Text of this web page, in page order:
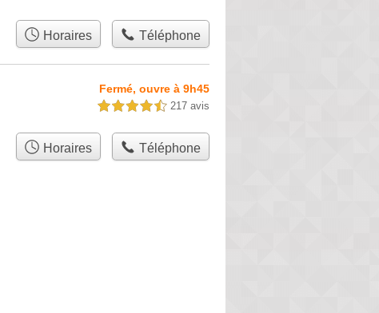
Horaires Téléphone
Fermé, ouvre à 9h45
4,5 étoiles sur 5 217 avis
Horaires Téléphone